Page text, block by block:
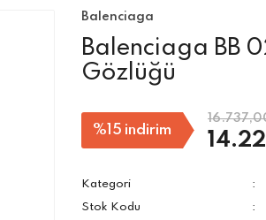
Balenciaga
Balenciaga BB
Gözlüğü
%15 indirim
Kategori
Stok Kodu